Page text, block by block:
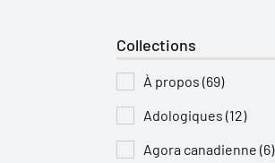
Collections
À propos (69)
Adologiques (12)
Agora canadienne (6)